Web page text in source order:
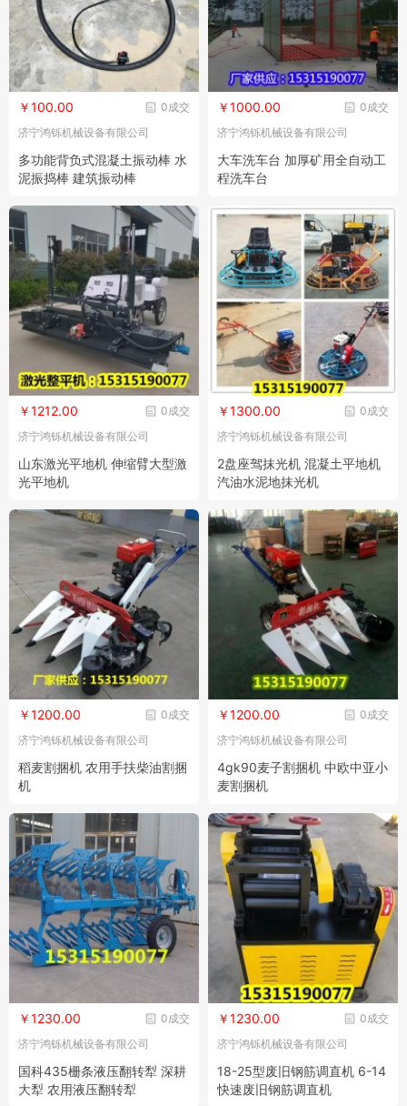
0成交
￥100.00
济宁鸿铄机械设备有限公司
多功能背负式混凝土振动棒 水
泥振捣棒 建筑振动棒
0成交
￥1000.00
济宁鸿铄机械设备有限公司
大车洗车台 加厚矿用全自动工
程洗车台
0成交
￥1212.00
济宁鸿铄机械设备有限公司
山东激光平地机 伸缩臂大型激
光平地机
0成交
￥1300.00
济宁鸿铄机械设备有限公司
2盘座驾抹光机 混凝土平地机
汽油水泥地抹光机
0成交
￥1200.00
济宁鸿铄机械设备有限公司
稻麦割捆机 农用手扶柴油割捆
机
0成交
￥1200.00
济宁鸿铄机械设备有限公司
4gk90麦子割捆机 中欧中亚小
麦割捆机
0成交
￥1230.00
济宁鸿铄机械设备有限公司
国科435栅条液压翻转犁 深耕
大犁 农用液压翻转犁
0成交
￥1230.00
济宁鸿铄机械设备有限公司
18-25型废旧钢筋调直机 6-14
快速废旧钢筋调直机